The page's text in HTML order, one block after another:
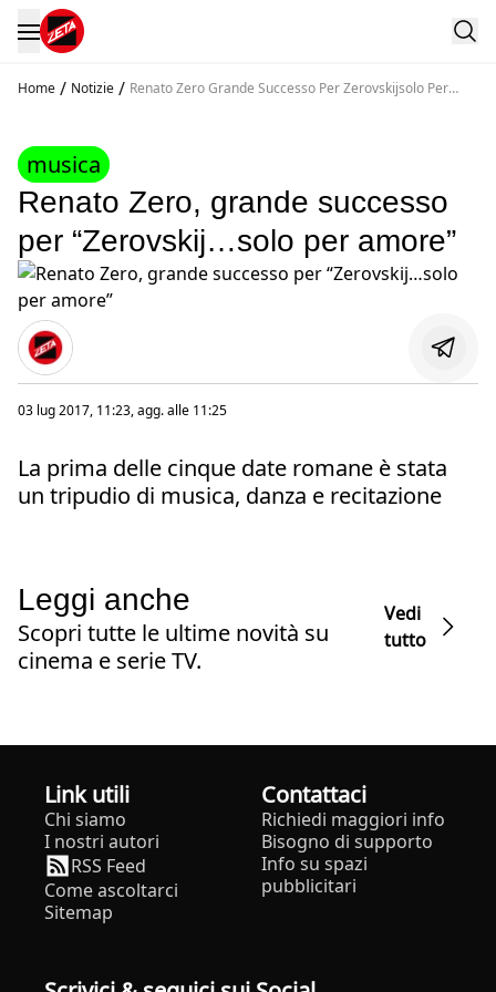
Home / Notizie / Renato Zero Grande Successo Per Zerovskijsolo Per
musica
Renato Zero, grande successo
per “Zerovskij…solo per amore”
03 lug 2017, 11:23, agg. alle 11:25
La prima delle cinque date romane è stata
un tripudio di musica, danza e recitazione
Leggi anche
Scopri tutte le ultime novità su
cinema e serie TV.
Vedi
tutto
Link utili
Chi siamo
I nostri autori
RSS Feed
Come ascoltarci
Sitemap
Contattaci
Richiedi maggiori info
Bisogno di supporto
Info su spazi
pubblicitari